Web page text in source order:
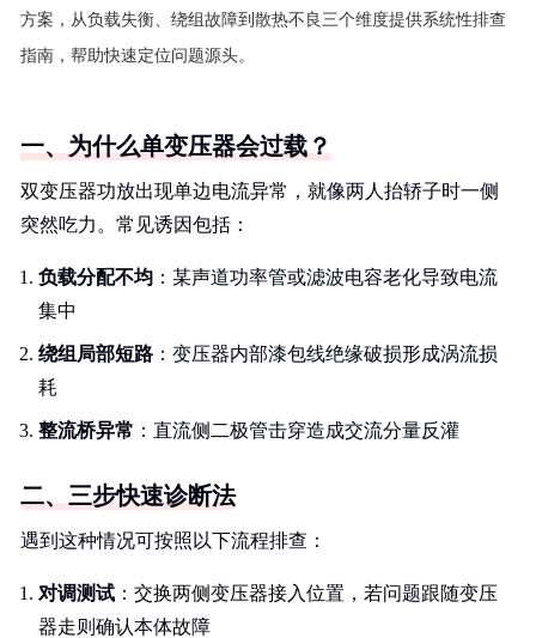
方案，从负载失衡、绕组故障到散热不良三个维度提供系统性排查
指南，帮助快速定位问题源头。
一、为什么单变压器会过载？
双变压器功放出现单边电流异常，就像两人抬轿子时一侧
突然吃力。常见诱因包括：
负载分配不均 ：某声道功率管或滤波电容老化导致电流
集中
绕组局部短路 ：变压器内部漆包线绝缘破损形成涡流损
耗
整流桥异常 ：直流侧二极管击穿造成交流分量反灌
二、三步快速诊断法
遇到这种情况可按照以下流程排查：
对调测试 ：交换两侧变压器接入位置，若问题跟随变压
器走则确认本体故障